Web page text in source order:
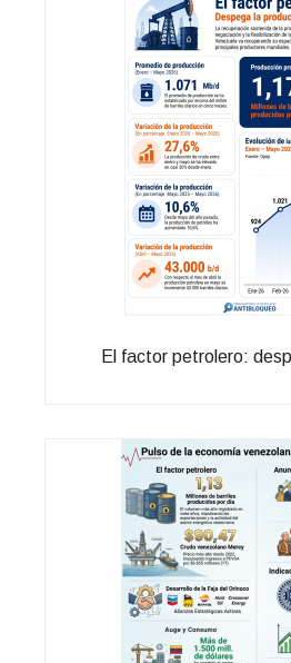
El factor petrolero: